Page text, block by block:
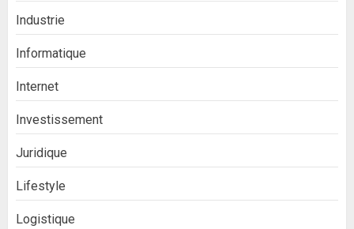
Industrie
Informatique
Internet
Investissement
Juridique
Lifestyle
Logistique